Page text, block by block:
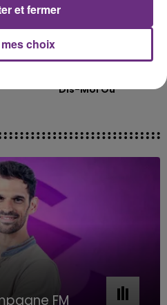
Dis-Moi Ou
choix
et fermer